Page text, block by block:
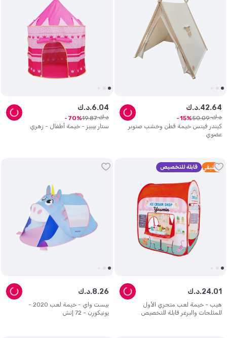
كيندر فيتس خيمة قطن وخشب صنوبر
عضوي
د.ك.42.64
د.ك. 50.09
15
ستار بيبيز - خيمة أطفال - زهري
د.ك.6.04
د.ك. 19.87
70
2 متبقي قابلة للتخصيص
هيب - خيمة لعب متجري الأول
للمثلجات والبرغر قابلة للتخصيص
د.ك.24.01
بيست واي - خيمة لعب 2020 -
يونيكورن - 72 إنش
د.ك.8.26